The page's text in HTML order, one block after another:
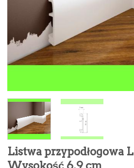
Listwa przypodłogowa